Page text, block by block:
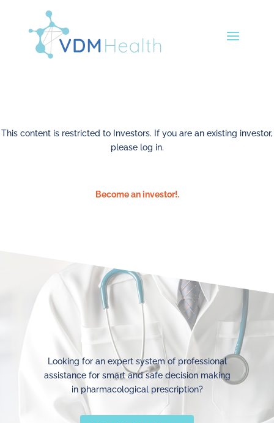
This content is restricted to Investors. If you are an existing investor,
please log in.
Become an investor!.
Looking for an expert system of professional
assistance for smart and safe decision making
in pharmacological prescription?